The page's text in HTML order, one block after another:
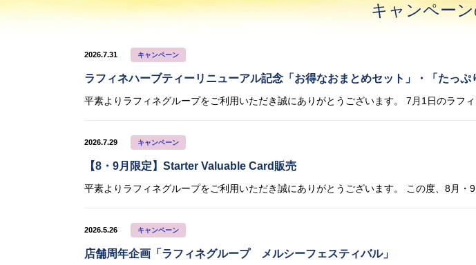
キャンペー
2026.7.31 キャンペーン
ラフィネハーブティーリニューアル記念「お得なおまとめセット」・「たっぷ
2026.7.29 キャンペーン
【8・9月限定】Starter Valuable Card販売
2026.5.26 キャンペーン
店舗周年企画「ラフィネグループ メルシーフェスティバル」